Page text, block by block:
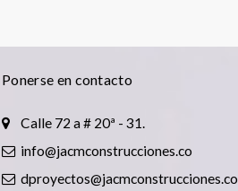
Ponerse en contacto
Calle 72 a # 20ª - 31.
info@jacmconstrucciones.co
dproyectos@jacmconstrucciones.co